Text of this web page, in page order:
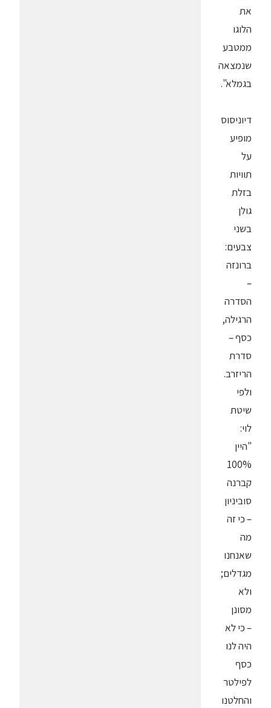
את
הלוגו
ממטבע
שנמצאה
בגמלא".
דיוניסוס
מופיע
על
תוויות
בזלת
גולן
בשני
צבעים:
ברונזה
–
הסדרה
הרגילה,
כסף –
סדרת
הריזרב.
ולפי
שיטת
לוי:
"היין
100%
קברנה
סוביניון
– כי זה
מה
שאנחנו
מגדלים;
ולא
מסונן
– כי לא
היה לנו
כסף
לפילטר
והחלטנו